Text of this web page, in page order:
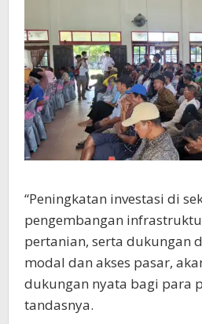
Saya percaya, dengan
dan kerja keras, kita
permasalahan inflasi
ketersediaan pasokan dan
kesejahteraan masyarakat.